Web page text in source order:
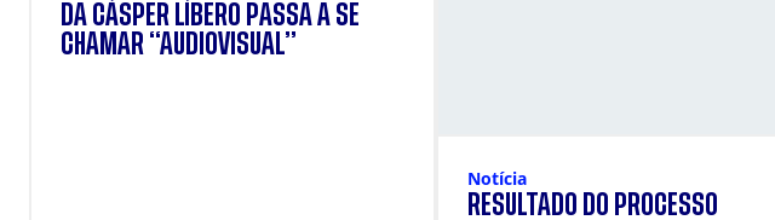
DA CÁSPER LÍBERO PASSA A SE
CHAMAR “AUDIOVISUAL”
Notícia
RESULTADO DO PROCESSO